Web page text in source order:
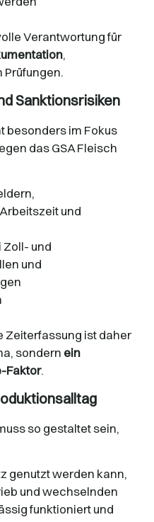
Verantwortung für
,
Prüfungen.
Sanktionsrisiken
besonders im Fokus
das GSA Fleisch
und
Zoll- und
und
Zeiterfassung ist daher
sondern ein
Faktor.
so gestaltet sein,
genutzt werden kann,
und wechselnden
funktioniert und